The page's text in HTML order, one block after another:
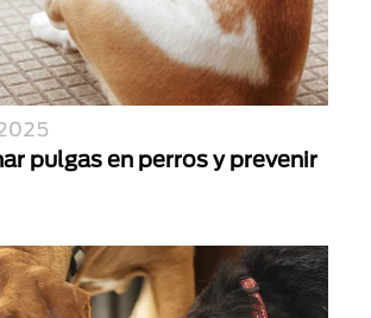
pulgas en perros y prevenir